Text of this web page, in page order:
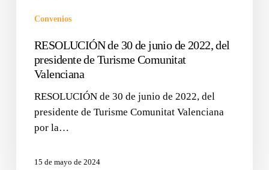
Convenios
RESOLUCIÓN de 30 de junio de 2022, del
presidente de Turisme Comunitat
Valenciana
RESOLUCIÓN de 30 de junio de 2022, del
presidente de Turisme Comunitat Valenciana
por la…
15 de mayo de 2024